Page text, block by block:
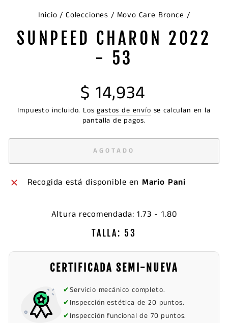
Inicio / Colecciones / Movo Care Bronce /
SUNPEED CHARON 2022
- 53
Precio
habitual
$ 14,934
Impuesto incluido. Losgastos de envío se calculan en la
pantalla de pagos.
AGOTADO
Recogida está disponible en Mario Pani
Altura recomendada: 1.73 - 1.80
TALLA: 53
CERTIFICADA SEMI-NUEVA
✔Servicio mecánico completo.
✔ Inspección estética de 20 puntos.
✔ Inspección funcional de 70 puntos.